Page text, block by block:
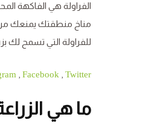
الفراولة هي الفاكهة
مناخ منطقتك يمنعك من
للفراولة التي تسمح لك
Facebook Twitter
ما هي